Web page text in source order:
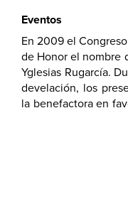
Eventos
En 2009 el
de Honor el nombre
Yglesias Rugarcía.
develación, los
la benefactora en